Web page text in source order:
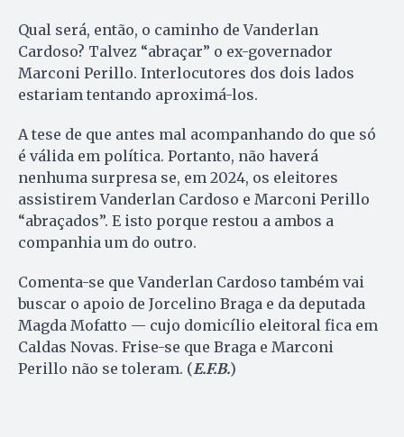
Qual será, então, o caminho de Vanderlan
Cardoso? Talvez “abraçar” o ex-governador
Marconi Perillo. Interlocutores dos dois lados
estariam tentando aproximá-los.
A tese de que antes mal acompanhando do que só
é válida em política. Portanto, não haverá
nenhuma surpresa se, em 2024, os eleitores
assistirem Vanderlan Cardoso e Marconi Perillo
“abraçados”. E isto porque restou a ambos a
companhia um do outro.
Comenta-se que Vanderlan Cardoso também vai
buscar o apoio de Jorcelino Braga e da deputada
Magda Mofatto — cujo domicílio eleitoral fica em
Caldas Novas. Frise-se que Braga e Marconi
Perillo não se toleram. (E.F.B.)